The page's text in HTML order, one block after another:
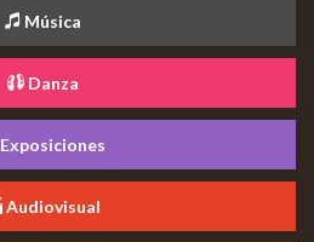
Música
Danza
Exposiciones
Audiovisual